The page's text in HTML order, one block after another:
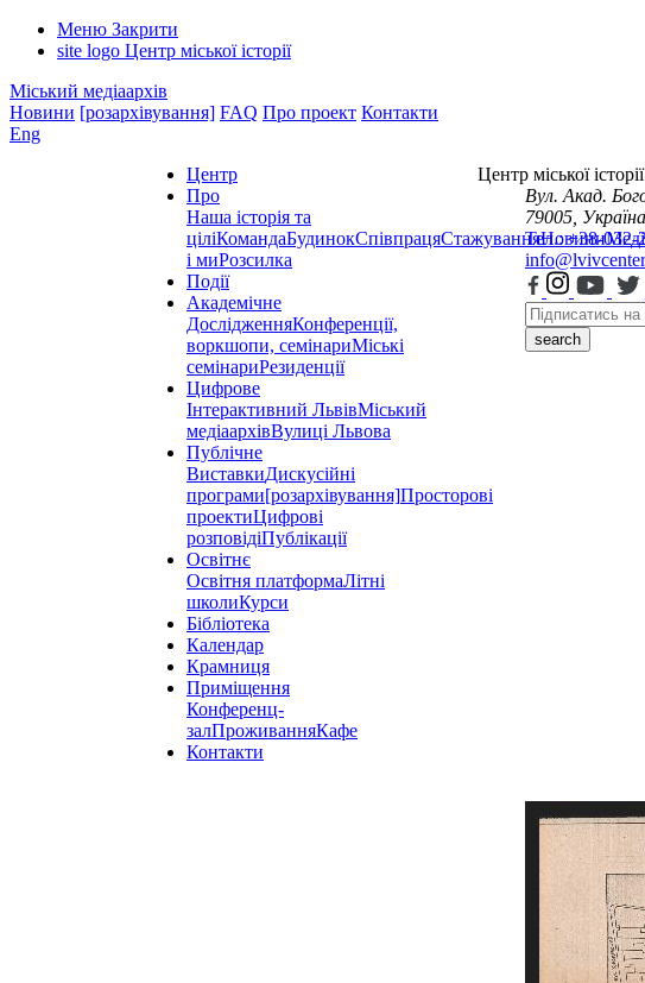
Меню Закрити
site logo Центр міської історії
Міський медіаархів
Новини [розархівування] FAQ Про проект Контакти
Eng
Центр
Про
Наша історія та
ціліКомандаБудинокСпівпрацяСтажуванняНовини
і миРозсилка
Події
Академічне
ДослідженняКонференції,
воркшопи, семінариМіські
семінариРезиденції
Цифрове
Інтерактивний ЛьвівМіський
медіаархівВулиці Львова
Публічне
ВиставкиДискусійні
програми[розархівування]Просторові
проектиЦифрові
розповідіПублікації
Освітнє
Освітня платформаЛітні
школиКурси
Бібліотека
Календар
Крамниця
Приміщення
Конференц-
залПроживанняКафе
Контакти
Центр міської історії
Вул. Акад.
79005, Україна
Тел.: +38-032-
search